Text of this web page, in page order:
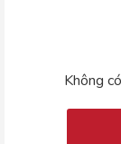
Không